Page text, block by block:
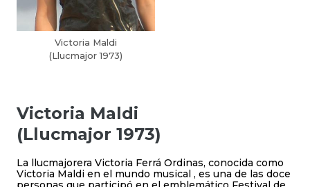
Victoria Maldi
(Llucmajor 1973)
Victoria Maldi
(Llucmajor 1973)
La llucmajorera Victoria Ferrá Ordinas, conocida como
Victoria Maldi en el mundo musical , es una de las doce